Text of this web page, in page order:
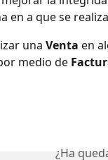
en a que se
una Venta en
medio de
¿Ha